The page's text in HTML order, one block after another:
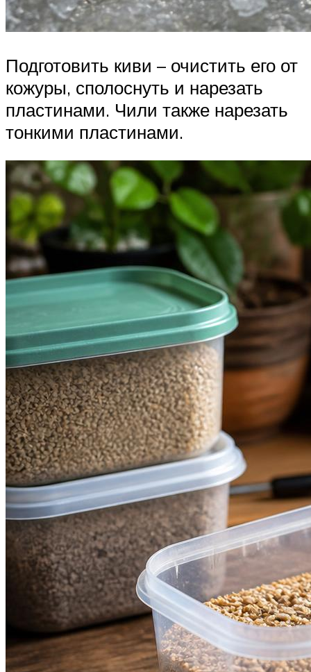
Подготовить киви – очистить его от
кожуры, сполоснуть и нарезать
пластинами. Чили также нарезать
тонкими пластинами.